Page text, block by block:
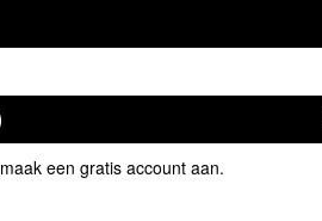
maak een gratis account aan.